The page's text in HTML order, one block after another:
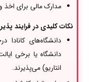
مدارک مالی برای اخذ
نکات کلیدی در فرایند
دانشگاه‌های کانادا
انتاریو) می‌پذیرند.